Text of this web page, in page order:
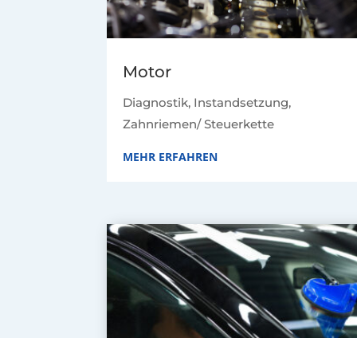
Motor
Diagnostik, Instandsetzung,
Zahnriemen/ Steuerkette
MEHR ERFAHREN